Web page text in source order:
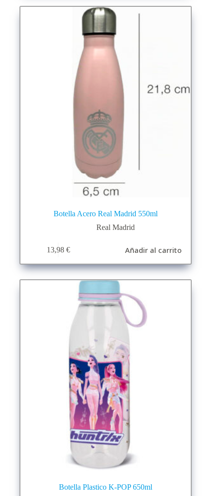
Botella Acero Real Madrid 550ml
Real Madrid
13,98 € Añadir al carrito
Botella Plastico K-POP 650ml